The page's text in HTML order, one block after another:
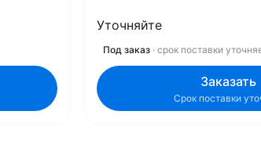
Уточняйте
Под заказ · срок поставки
Заказать
Срок поставки